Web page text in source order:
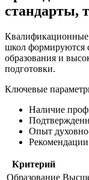
стандарты,
Квалификационные
школ формируются
образования и
подготовки.
Ключевые
Наличие
Опыт
Критерий
Образование